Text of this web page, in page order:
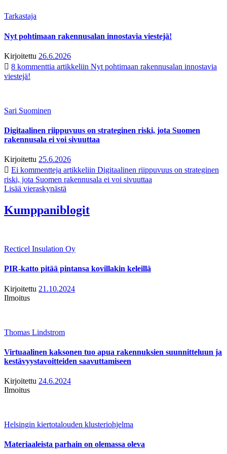
Tarkastaja
Nyt pohtimaan rakennusalan innostavia viestejä!
Kirjoitettu 26.6.2026
8 kommenttia artikkeliin Nyt pohtimaan rakennusalan innostavia
viestejä!
Sari Suominen
Digitaalinen riippuvuus on strateginen riski, jota Suomen
rakennusala ei voi sivuuttaa
Kirjoitettu 25.6.2026
Ei kommentteja artikkeliin Digitaalinen riippuvuus on strateginen
riski, jota Suomen rakennusala ei voi sivuuttaa
Lisää vieraskynästä
Kumppaniblogit
Recticel Insulation Oy
PIR-katto pitää pintansa kovillakin keleillä
Kirjoitettu 21.10.2024
Ilmoitus
Thomas Lindstrom
Virtuaalinen kaksonen tuo apua rakennuksien suunnitteluun ja
kestävyystavoitteiden saavuttamiseen
Kirjoitettu 24.6.2024
Ilmoitus
Helsingin kiertotalouden klusteriohjelma
Materiaaleista parhain on olemassa oleva